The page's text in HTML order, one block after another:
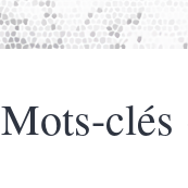
Mots-